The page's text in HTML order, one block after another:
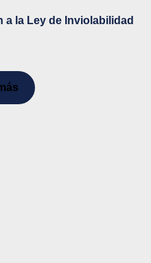
a la Ley de Inviolabilidad